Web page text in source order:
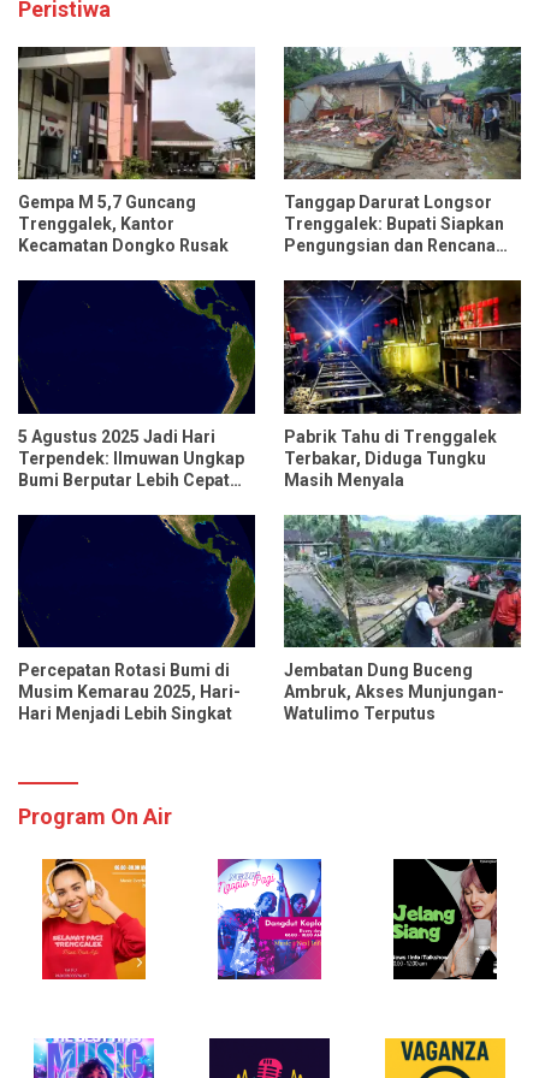
Peristiwa
Gempa M 5,7 Guncang
Trenggalek, Kantor
Kecamatan Dongko Rusak
Tanggap Darurat Longsor
Trenggalek: Bupati Siapkan
Pengungsian dan Rencana
5 Agustus 2025 Jadi Hari
Terpendek: Ilmuwan Ungkap
Bumi Berputar Lebih Cepat
Pabrik Tahu di Trenggalek
Terbakar, Diduga Tungku
Masih Menyala
Percepatan Rotasi Bumi di
Musim Kemarau 2025, Hari-
Hari Menjadi Lebih Singkat
Jembatan Dung Buceng
Ambruk, Akses Munjungan-
Watulimo Terputus
Program On Air